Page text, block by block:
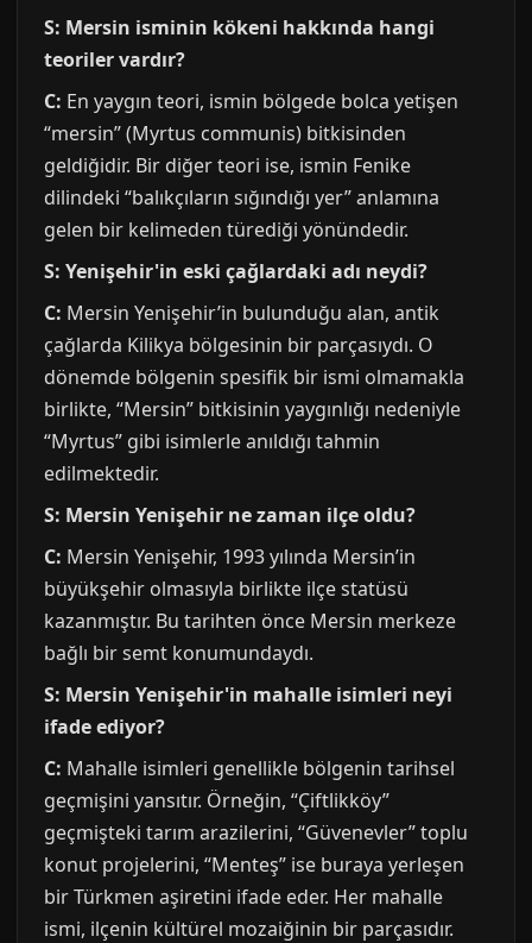
S: Mersin isminin kökeni hakkında hangi
teoriler vardır?
C: En yaygın teori, ismin bölgede bolca yetişen
“mersin” (Myrtus communis) bitkisinden
geldiğidir. Bir diğer teori ise, ismin Fenike
dilindeki “balıkçıların sığındığı yer” anlamına
gelen bir kelimeden türediği yönündedir.
S: Yenişehir'in eski çağlardaki adı neydi?
C: Mersin Yenişehir’in bulunduğu alan, antik
çağlarda Kilikya bölgesinin bir parçasıydı. O
dönemde bölgenin spesifik bir ismi olmamakla
birlikte, “Mersin” bitkisinin yaygınlığı nedeniyle
“Myrtus” gibi isimlerle anıldığı tahmin
edilmektedir.
S: Mersin Yenişehir ne zaman ilçe oldu?
C: Mersin Yenişehir, 1993 yılında Mersin’in
büyükşehir olmasıyla birlikte ilçe statüsü
kazanmıştır. Bu tarihten önce Mersin merkeze
bağlı bir semt konumundaydı.
S: Mersin Yenişehir'in mahalle isimleri neyi
ifade ediyor?
C: Mahalle isimleri genellikle bölgenin tarihsel
geçmişini yansıtır. Örneğin, “Çiftlikköy”
geçmişteki tarım arazilerini, “Güvenevler” toplu
konut projelerini, “Menteş” ise buraya yerleşen
bir Türkmen aşiretini ifade eder. Her mahalle
ismi, ilçenin kültürel mozaiğinin bir parçasıdır.